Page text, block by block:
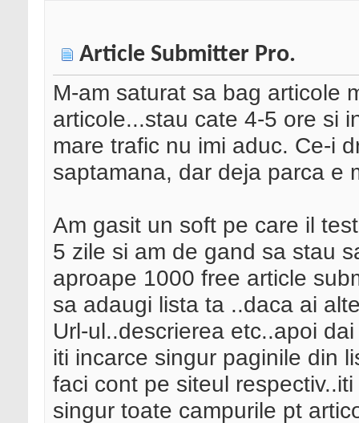
Article Submitter Pro.
M-am saturat sa bag articole
articole...stau cate 4-5 ore si
mare trafic nu imi aduc. Ce-i
saptamana, dar deja parca e
Am gasit un soft pe care il
5 zile si am de gand sa stau
aproape 1000 free article
sa adaugi lista ta ..daca ai
Url-ul..descrierea etc..apoi
iti incarce singur paginile din
faci cont pe siteul
singur toate campurile pt